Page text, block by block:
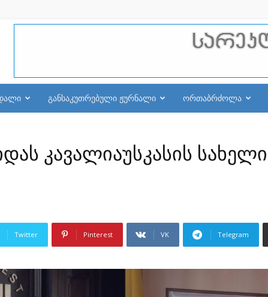
განსაკუთრებული ჟურნალი ორთაბრძოლა
კავალიაუსკასის სახელი
Twitter Pinterest VK Telegram